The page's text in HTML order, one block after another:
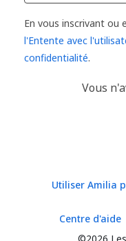
En vous inscrivant ou
l'Entente avec
confidentialité.
Vous
Utiliser Amilia
Centre d'aide